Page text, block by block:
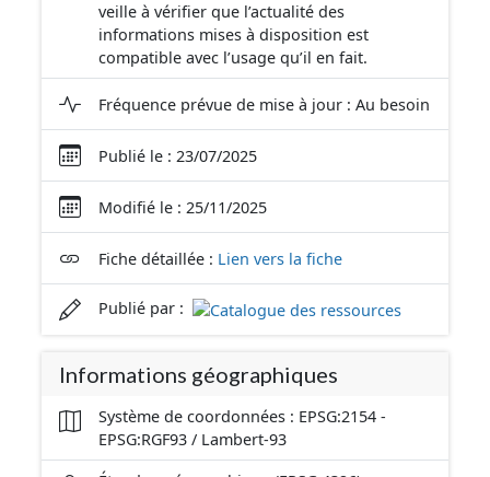
veille à vérifier que l’actualité des
informations mises à disposition est
compatible avec l’usage qu’il en fait.
Fréquence prévue de mise à jour : Au besoin
Publié le : 23/07/2025
Modifié le : 25/11/2025
Fiche détaillée : Lien vers la fiche
Publié par :
Informations géographiques
Système de coordonnées : EPSG:2154 -
EPSG:RGF93 / Lambert-93